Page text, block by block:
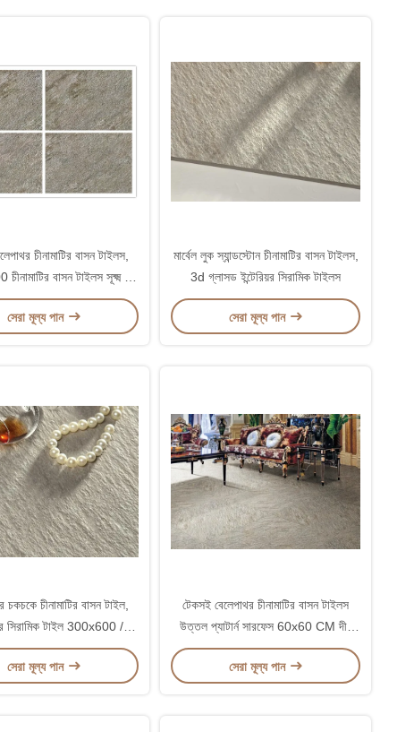
চীনামাটির বাসন টাইলস,
বাসন টাইলস সূক্ষ্ম বায়ু
ব্যাপ্তিযোগ্যতা
সেরা মূল্য পান
মার্বেল লুক স্যান্ডস্টোন চীনামাটির বাসন টাইলস,
3d গ্লাসড ইন্টেরিয়র সিরামিক টাইলস
সেরা মূল্য পান
চকচকে চীনামাটির বাসন টাইল,
সিরামিক টাইল 300x600 /
300x300 মিমি
সেরা মূল্য পান
টেকসই বেলেপাথর চীনামাটির বাসন টাইলস
উত্তল প্যাটার্ন সারফেস 60x60 CM দীর্ঘ
জীবনকাল
সেরা মূল্য পান